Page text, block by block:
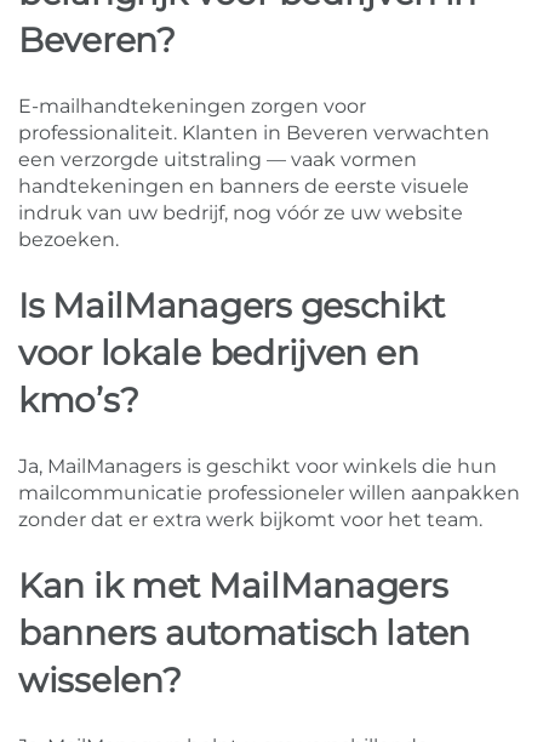
Beveren?
E-mailhandtekeningen zorgen voor
professionaliteit. Klanten in Beveren verwachten
een verzorgde uitstraling — vaak vormen
handtekeningen en banners de eerste visuele
indruk van uw bedrijf, nog vóór ze uw website
bezoeken.
Is MailManagers geschikt
voor lokale bedrijven en
kmo’s?
Ja, MailManagers is geschikt voor winkels die hun
mailcommunicatie professioneler willen aanpakken
zonder dat er extra werk bijkomt voor het team.
Kan ik met MailManagers
banners automatisch laten
wisselen?